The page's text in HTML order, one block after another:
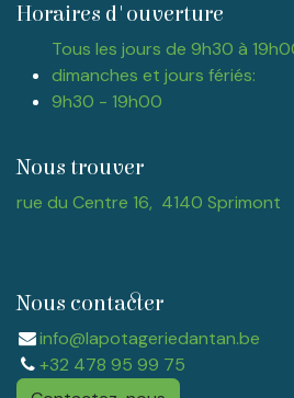
Horaires d'ouverture
Tous les jours de 9h30 à
dimanches et jours fériés:
9h30 - 19h00
Nous trouver
rue du Centre 16, 4140 Sprimont
Nous contacter
info@lapotageriedantan.be
+32 478 95 99 75